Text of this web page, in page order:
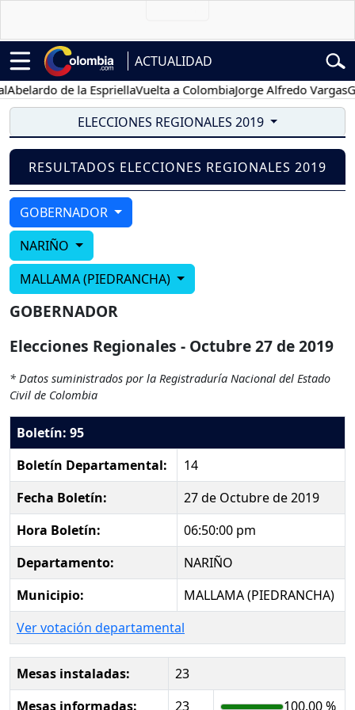
ACTUALIDAD
de la EspriellaVuelta a ColombiaJorge Alfredo Vargas
ELECCIONES REGIONALES 2019
RESULTADOS ELECCIONES REGIONALES 2019
GOBERNADOR
NARIÑO
MALLAMA (PIEDRANCHA)
GOBERNADOR
Elecciones Regionales - Octubre 27 de 2019
* Datos suministrados por la Registraduría Nacional del Estado
Civil de Colombia
Boletín: 95
Boletín Departamental:
14
Fecha Boletín:
27 de Octubre de 2019
Hora Boletín:
06:50:00 pm
Departamento:
NARIÑO
Municipio:
MALLAMA (PIEDRANCHA)
Ver votación departamental
Mesas instaladas:
23
Mesas informadas:
23 100.00 %